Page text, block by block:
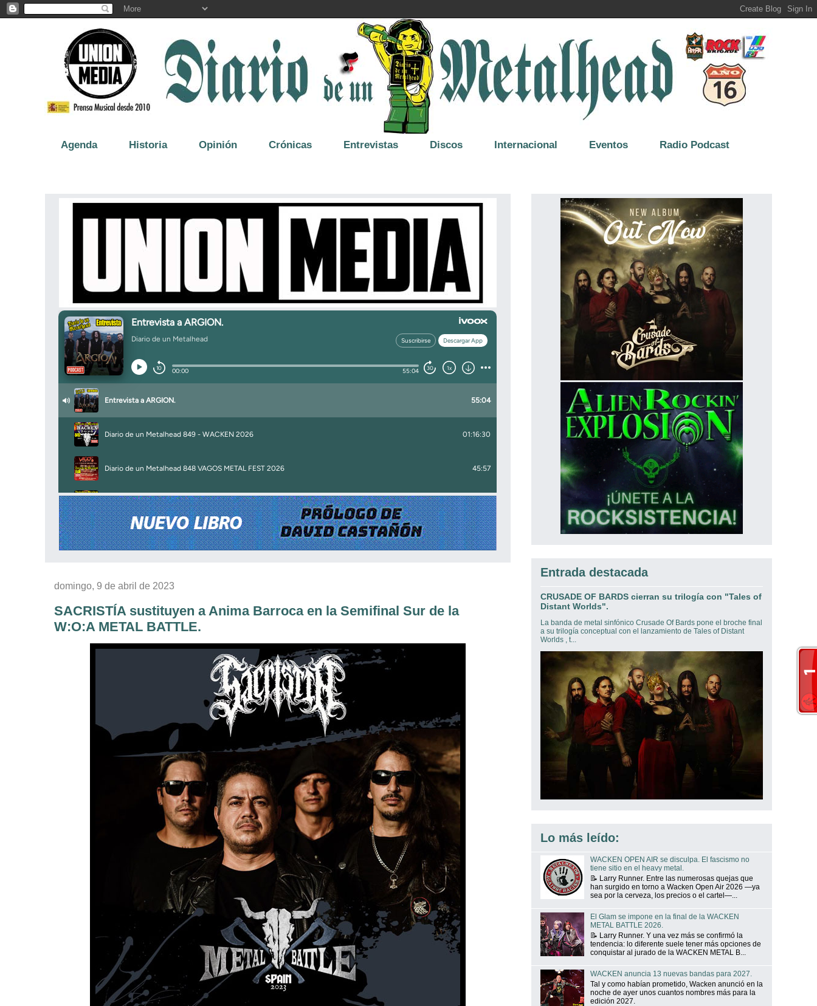
Agenda Historia Opinión Crónicas Entrevistas Discos Internacional Eventos Radio Podcast
domingo, 9 de abril de 2023
SACRISTÍA sustituyen a Anima Barroca en la Semifinal Sur de la
W:O:A METAL BATTLE.
Entrada destacada
CRUSADE OF BARDS cierran su trilogía con "Tales of
Distant Worlds".
La banda de metal sinfónico Crusade Of Bards pone el broche final
a su trilogía conceptual con el lanzamiento de Tales of Distant
Worlds , t...
Lo más leído:
WACKEN OPEN AIR se disculpa. El fascismo no
tiene sitio en el heavy metal.
📝 Larry Runner. Entre las numerosas quejas que
han surgido en torno a Wacken Open Air 2026 —ya
sea por la cerveza, los precios o el cartel—...
El Glam se impone en la final de la WACKEN
METAL BATTLE 2026.
📝 Larry Runner. Y una vez más se confirmó la
tendencia: lo diferente suele tener más opciones de
conquistar al jurado de la WACKEN METAL B...
WACKEN anuncia 13 nuevas bandas para 2027.
Tal y como habían prometido, Wacken anunció en la
noche de ayer unos cuantos nombres más para la
edición 2027.